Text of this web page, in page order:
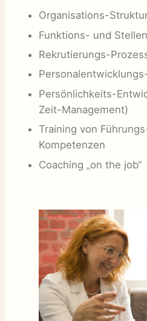
Organisations-
Funktions- und
Rekrutierungs-
Persönlichkeits-
Zeit-Management)
Training von
Kompetenzen
Coaching „on the job“